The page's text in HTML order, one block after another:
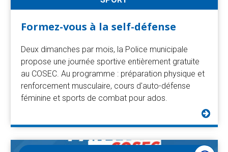
Formez-vous à la self-défense
Deux dimanches par mois, la Police municipale
propose une journée sportive entièrement gratuite
au COSEC. Au programme : préparation physique et
renforcement musculaire, cours d'auto-défense
féminine et sports de combat pour ados.